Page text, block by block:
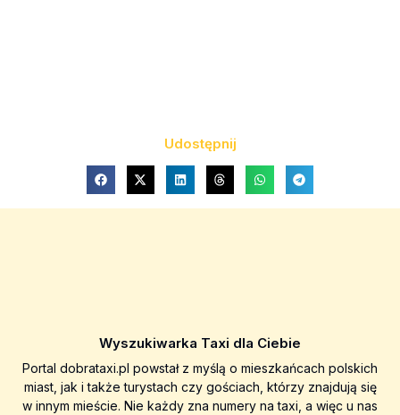
Udostępnij
Wyszukiwarka Taxi dla Ciebie
Portal dobrataxi.pl powstał z myślą o mieszkańcach polskich
miast, jak i także turystach czy gościach, którzy znajdują się
w innym mieście. Nie każdy zna numery na taxi, a więc u nas